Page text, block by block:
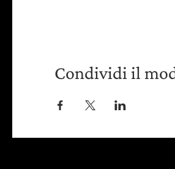
Condividi il